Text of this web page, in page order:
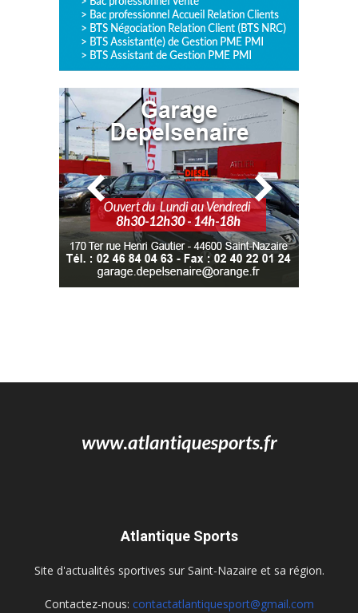
Atlantique Sports
Site d'actualités sportives sur Saint-Nazaire et sa région.
Contactez-nous: contactatlantiquesport@gmail.com